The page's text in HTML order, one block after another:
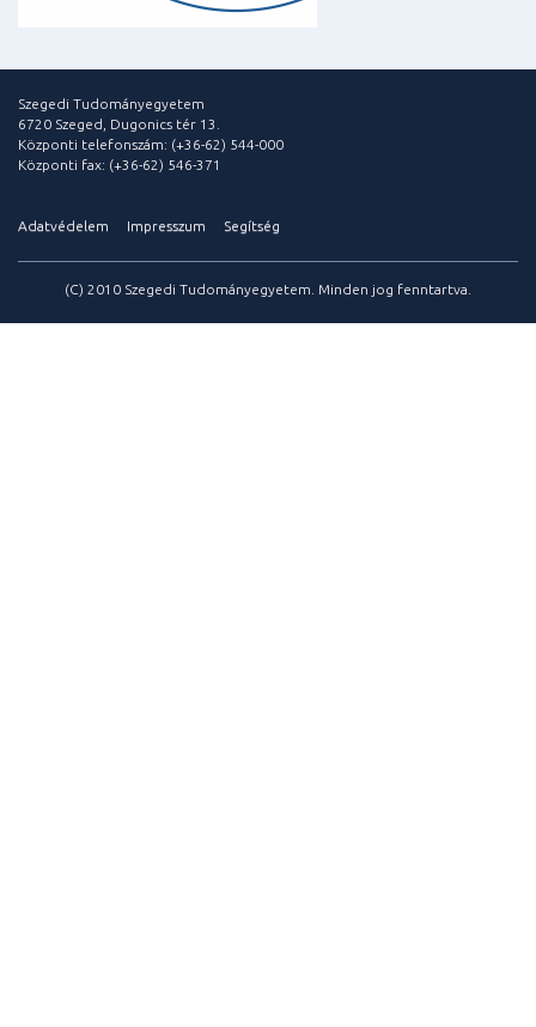
Szegedi Tudományegyetem
6720 Szeged, Dugonics tér 13.
Központi telefonszám: (+36-62) 544-000
Központi fax: (+36-62) 546-371
Adatvédelem Impresszum Segítség
(C) 2010 Szegedi Tudományegyetem. Minden jog fenntartva.